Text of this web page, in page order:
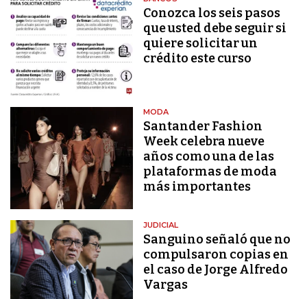
Conozca los seis pasos
que usted debe seguir si
quiere solicitar un
crédito este curso
MODA
Santander Fashion
Week celebra nueve
años como una de las
plataformas de moda
más importantes
JUDICIAL
Sanguino señaló que no
compulsaron copias en
el caso de Jorge Alfredo
Vargas